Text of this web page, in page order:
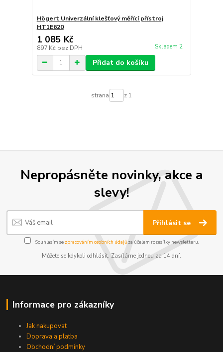
Högert Univerzální klešťový měřící přístroj
HT1E620
1 085 Kč
897 Kč bez DPH Skladem 2
Přidat do košíku
strana z 1
Nepropásněte novinky, akce a
slevy!
Přihlásit se
Souhlasím se zpracováním osobních údajůza účelem rozesílky newsletteru.
Můžete se kdykoli odhlásit. Zasíláme jednou za 14 dní.
Informace pro zákazníky
Jak nakupovat
Doprava a platba
Obchodní podmínky